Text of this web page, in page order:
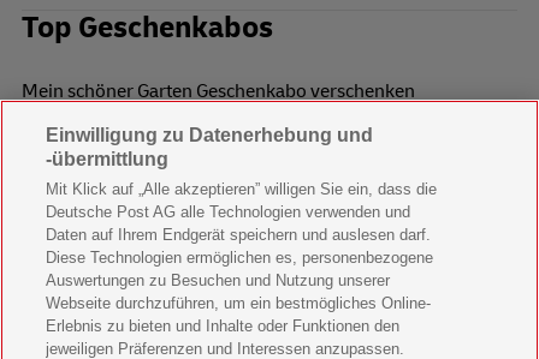
Top Geschenkabos
Mein schöner Garten Geschenkabo verschenken
Wohnen & Garten Geschenkabo verschenken
Mein schönes Land Geschenkabo verschenken
Bild der Frau Geschenkabo verschenken
11 Freunde Geschenkabo verschenken
LEGO Ninjago Magazin Geschenkabo verschenken
Einwilligung zu Datenerhebung und
-übermittlung
Mit Klick auf „Alle akzeptieren” willigen Sie ein, dass die
Deutsche Post AG alle Technologien verwenden und
Daten auf Ihrem Endgerät speichern und auslesen darf.
Diese Technologien ermöglichen es, personenbezogene
Auswertungen zu Besuchen und Nutzung unserer
Webseite durchzuführen, um ein bestmögliches Online-
Erlebnis zu bieten und Inhalte oder Funktionen den
jeweiligen Präferenzen und Interessen anzupassen.